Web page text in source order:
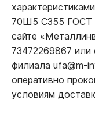
70Ш5 С355 ГОСТ
сайте
73472269867 или
филиала ufa@m-
оперативно
условиям